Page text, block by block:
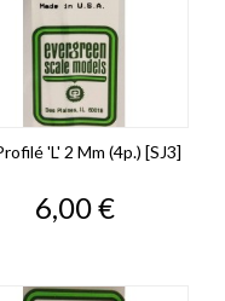
'L' 2 Mm (4p.) [SJ3]
Prix
6,00 €